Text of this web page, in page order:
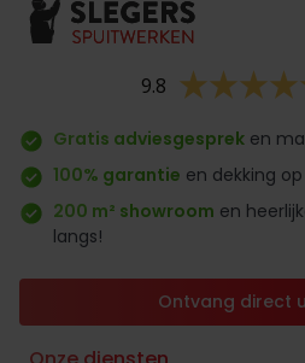
9.8
Gratis adviesgesprek en
100% garantie en dekking
200 m² showroom en
langs!
Ontvang direct